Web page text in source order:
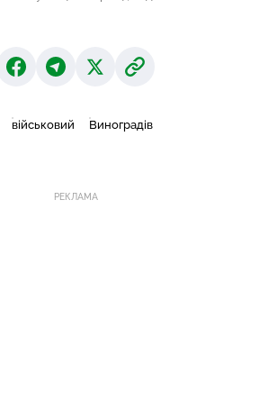
військовий Виноградів
РЕКЛАМА